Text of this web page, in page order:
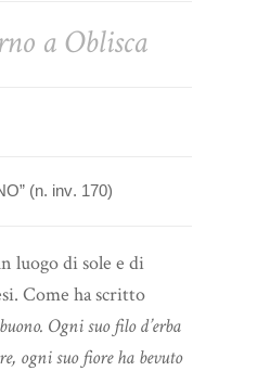
a Oblisca
(n. inv. 170)
luogo di sole e di
Come ha scritto
Ogni suo filo d’erba
ogni suo fiore ha bevuto